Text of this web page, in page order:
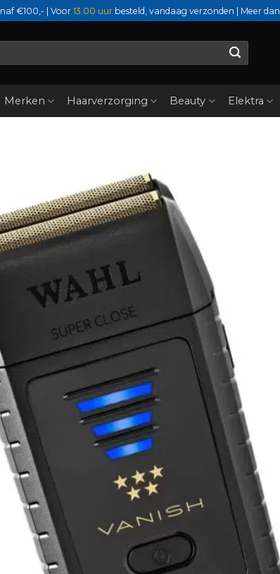
€100,- | Voor 13.00 uur besteld, vandaag verzonden | Meer dan
Merken Haarverzorging Beauty Elektra